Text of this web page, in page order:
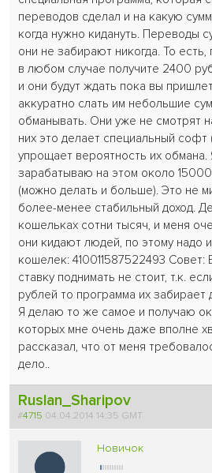
переводов сделал и на какую
когда нужно кидануть. Переводы
они не забирают никогда. То
в любом случае получите 2400
и они будут ждать пока вы
аккуратно слать им небольшие
обманывать. Они уже не смотрят
них это делает специальный софт
упрощает вероятность их обмана.
зарабатываю на этом около
(можно делать и больше). Это не
более-менее стабильный доход.
кошельках сотни тысяч, и меня
они кидают людей, по этому надо
кошелек: 410011587522493
ставку поднимать не стоит, т.к.
рублей то программа их забирает
Я делаю то же самое и получаю
которых мне очень даже вполне
рассказал, что от меня
дело..
Ruslan_Sharipov
#4715 04.04.2014 14:35 GMT
Новичок